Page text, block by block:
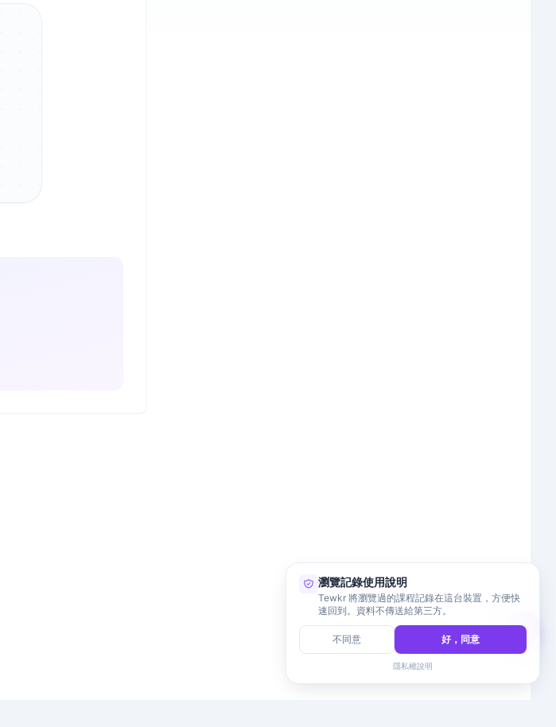
瀏覽記錄使用說明
Tewkr 將瀏覽過的課程記錄在這台裝置，方便快
速回到。資料不傳送給第三方。
不同意 好，同意
隱私權說明